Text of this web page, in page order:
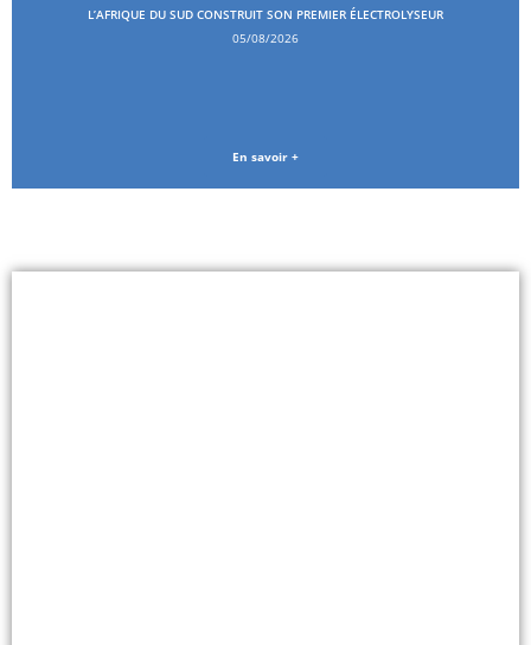
L’AFRIQUE DU SUD CONSTRUIT SON PREMIER ÉLECTROLYSEUR
05/08/2026
En savoir +